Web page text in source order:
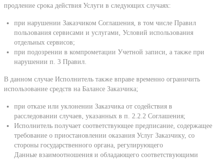
продление срока действия Услуги в следующих случаях:
при нарушении Заказчиком Соглашения, в том числе Правил
пользования сервисами и услугами, Условий использования
отдельных сервисов;
при подозрении в компрометации Учетной записи, а также при
нарушении п. 3 Правил.
В данном случае Исполнитель также вправе временно ограничить
использование средств на Балансе Заказчика;
при отказе или уклонении Заказчика от содействия в
расследовании случаев, указанных в п. 2.2.2 Соглашения;
Исполнитель получает соответствующее предписание, содержащее
требование о приостановлении оказания Услуг Заказчику, со
стороны государственного органа, регулирующего
Данные взаимоотношения и обладающего соответствующими